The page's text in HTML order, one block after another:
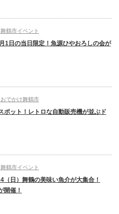
舞鶴市イベント
1日の当日限定！魚源ひやおろしの会が
おでかけ舞鶴市
ポット！レトロな自動販売機が並ぶド
舞鶴市イベント
（日）舞鶴の美味い魚介が大集合！
開催！